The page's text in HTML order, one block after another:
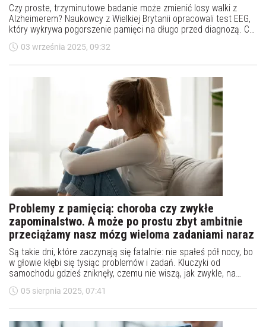
Czy proste, trzyminutowe badanie może zmienić losy walki z
Alzheimerem? Naukowcy z Wielkiej Brytanii opracowali test EEG,
który wykrywa pogorszenie pamięci na długo przed diagnozą. Co
ważne, można go wykonać nawet w domu.
03 września 2025, 09:32
Problemy z pamięcią: choroba czy zwykłe
zapominalstwo. A może po prostu zbyt ambitnie
przeciążamy nasz mózg wieloma zadaniami naraz
Są takie dni, które zaczynają się fatalnie: nie spałeś pół nocy, bo
w głowie kłębi się tysiąc problemów i zadań. Kluczyki od
samochodu gdzieś zniknęły, czemu nie wiszą, jak zwykle, na
haczyku przy drzwiach? Szukasz, znajdujesz i w końcu
wychodzisz. Jak zwykle spóźniony.
05 sierpnia 2025, 07:41